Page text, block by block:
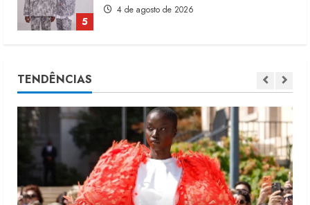
5
4 de agosto de 2026
1
2
Moda vende US$63,7 bilhões em
produtos licenciados
6 de agosto de 2026
TENDÊNCIAS